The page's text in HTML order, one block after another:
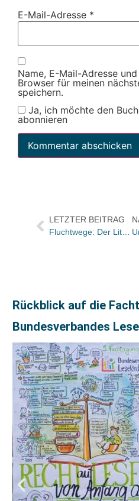
E-Mail-Adresse *
Name, E-Mail-Adresse
Browser für meinen
speichern.
Ja, ich möchte den
abonnieren
LETZTER BEITRAG
Fluchtwege: Der Literaturclub im März
Rückblick auf die
Bundesverbandes